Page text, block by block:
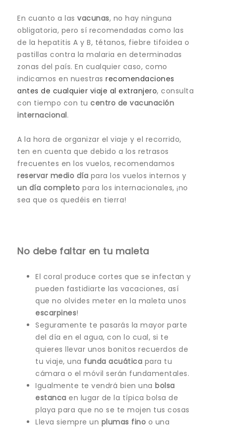
En cuanto a las vacunas, no hay ninguna
obligatoria, pero sí recomendadas como las
de la hepatitis A y B, tétanos, fiebre tifoidea o
pastillas contra la malaria en determinadas
zonas del país. En cualquier caso, como
indicamos en nuestras recomendaciones
antes de cualquier viaje al extranjero, consulta
con tiempo con tu centro de vacunación
internacional.
A la hora de organizar el viaje y el recorrido,
ten en cuenta que debido a los retrasos
frecuentes en los vuelos, recomendamos
reservar medio día para los vuelos internos y
un día completo para los internacionales, ¡no
sea que os quedéis en tierra!
No debe faltar en tu maleta
El coral produce cortes que se infectan y
pueden fastidiarte las vacaciones, así
que no olvides meter en la maleta unos
escarpines!
Seguramente te pasarás la mayor parte
del día en el agua, con lo cual, si te
quieres llevar unos bonitos recuerdos de
tu viaje, una funda acuática para tu
cámara o el móvil serán fundamentales.
Igualmente te vendrá bien una bolsa
estanca en lugar de la típica bolsa de
playa para que no se te mojen tus cosas
Lleva siempre un plumas fino o una